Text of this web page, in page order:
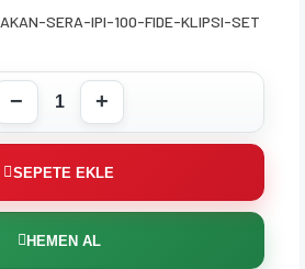
AKAN-SERA-IPI-100-FIDE-KLIPSI-SET
SEPETE EKLE
HEMEN AL